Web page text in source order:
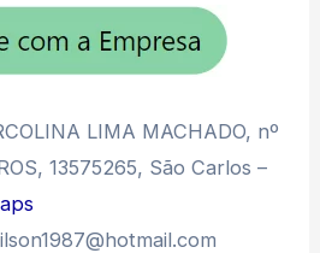
LIMA MACHADO, nº
13575265, São Carlos –